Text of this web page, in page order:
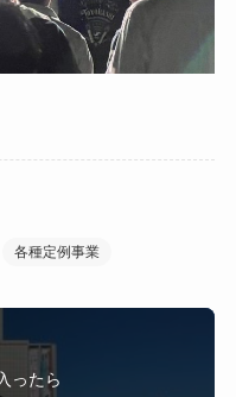
各種定例事業
ったら